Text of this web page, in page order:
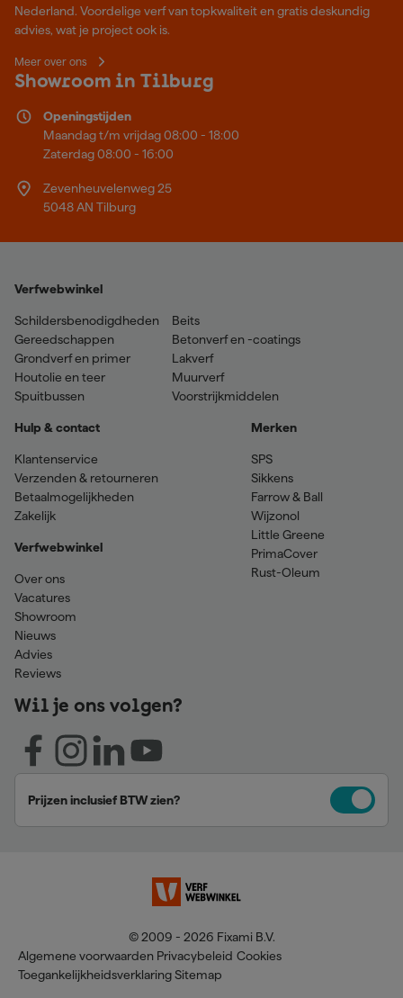
Nederland. Voordelige verf van topkwaliteit en gratis deskundig
advies, wat je project ook is.
Meer over ons
Showroom in Tilburg
Openingstijden
Maandag t/m vrijdag 08:00 - 18:00
Zaterdag 08:00 - 16:00
Zevenheuvelenweg 25
5048 AN Tilburg
Verfwebwinkel
Schildersbenodigdheden
Gereedschappen
Grondverf en primer
Houtolie en teer
Spuitbussen
Beits
Betonverf en -coatings
Lakverf
Muurverf
Voorstrijkmiddelen
Hulp & contact
Klantenservice
Verzenden & retourneren
Betaalmogelijkheden
Zakelijk
Verfwebwinkel
Over ons
Vacatures
Showroom
Nieuws
Advies
Reviews
Merken
SPS
Sikkens
Farrow & Ball
Wijzonol
Little Greene
PrimaCover
Rust-Oleum
Wil je ons volgen?
Prijzen inclusief BTW zien?
© 2009 - 2026 Fixami B.V.
Algemene voorwaarden Privacybeleid Cookies
Toegankelijkheidsverklaring Sitemap